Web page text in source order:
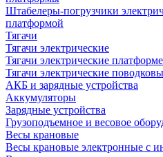
Штабелеры-погрузчики
платформой
Тягачи
Тягачи электрические
Тягачи электрические
Тягачи электрические
АКБ и зарядные устройства
Аккумуляторы
Зарядные устройства
Грузоподъемное и весовое
Весы крановые
Весы крановые электронные с